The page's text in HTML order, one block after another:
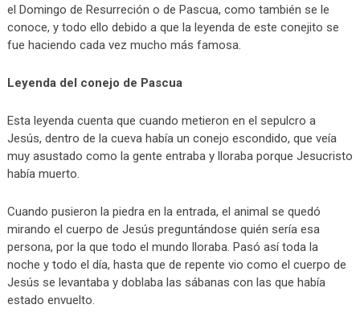
el Domingo de Resurreción o de Pascua, como también se le
conoce, y todo ello debido a que la leyenda de este conejito se
fue haciendo cada vez mucho más famosa.
Leyenda del conejo de Pascua
Esta leyenda cuenta que cuando metieron en el sepulcro a
Jesús, dentro de la cueva había un conejo escondido, que veía
muy asustado como la gente entraba y lloraba porque Jesucristo
había muerto.
Cuando pusieron la piedra en la entrada, el animal se quedó
mirando el cuerpo de Jesús preguntándose quién sería esa
persona, por la que todo el mundo lloraba. Pasó así toda la
noche y todo el día, hasta que de repente vio como el cuerpo de
Jesús se levantaba y doblaba las sábanas con las que había
estado envuelto.